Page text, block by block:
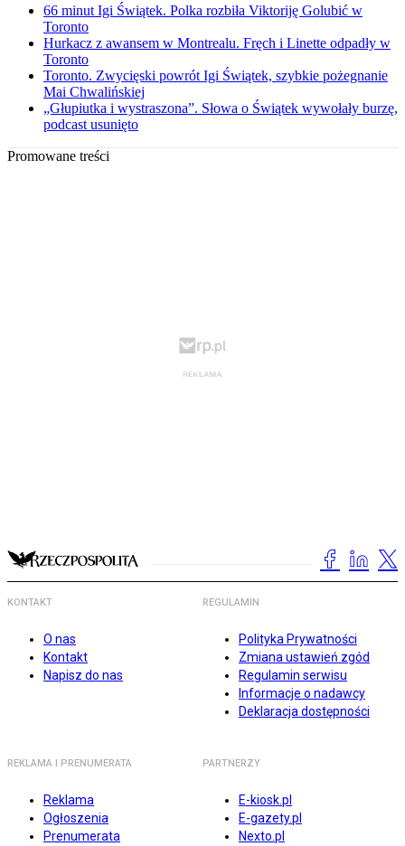
66 minut Igi Świątek. Polka rozbiła Viktoriję Golubić w
Toronto
Hurkacz z awansem w Montrealu. Fręch i Linette odpadły w
Toronto
Toronto. Zwycięski powrót Igi Świątek, szybkie pożegnanie
Mai Chwalińskiej
„Głupiutka i wystraszona”. Słowa o Świątek wywołały burzę,
podcast usunięto
Promowane treści
KONTAKT
O nas
Kontakt
Napisz do nas
REGULAMIN
Polityka Prywatności
Zmiana ustawień zgód
Regulamin serwisu
Informacje o nadawcy
Deklaracja dostępności
REKLAMA I PRENUMERATA
Reklama
Ogłoszenia
Prenumerata
PARTNERZY
E-kiosk.pl
E-gazety.pl
Nexto.pl